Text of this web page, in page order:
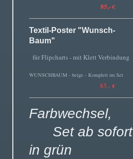
85,- €
Textil-Poster "Wunsch-
Baum"
für Flipcharts - mit Klett Verbindung
WUNSCHBAUM - beige - Komplett im Set
85,-€
Farbwechsel,
Set ab sofort
in grün